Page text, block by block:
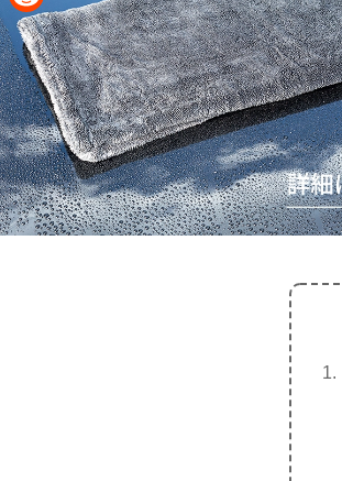
c
e
b
o
o
k
m
a
i
l
R
e
d
d
i
t